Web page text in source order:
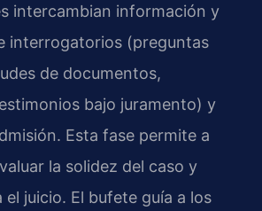
intercambian información y
interrogatorios (preguntas
de documentos,
bajo juramento) y
Esta fase permite a
la solidez del caso y
el juicio. El bufete guía a los